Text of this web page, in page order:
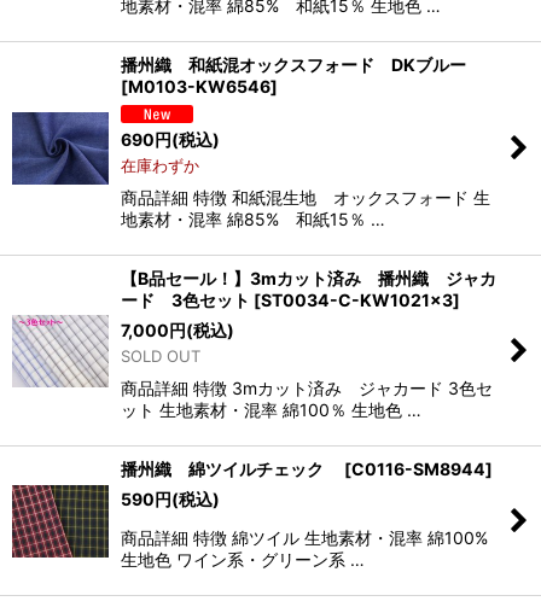
地素材・混率 綿85% 和紙15％ 生地色 …
播州織 和紙混オックスフォード DKブルー
[M0103-KW6546]
690円(税込)
在庫わずか
商品詳細 特徴 和紙混生地 オックスフォード 生
地素材・混率 綿85% 和紙15％ …
【B品セール！】3mカット済み 播州織 ジャカ
ード 3色セット [ST0034-C-KW1021×3]
7,000円(税込)
SOLD OUT
商品詳細 特徴 3mカット済み ジャカード 3色セ
ット 生地素材・混率 綿100％ 生地色 …
播州織 綿ツイルチェック [C0116-SM8944]
590円(税込)
商品詳細 特徴 綿ツイル 生地素材・混率 綿100%
生地色 ワイン系・グリーン系 …